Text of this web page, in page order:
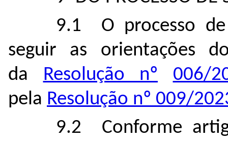
9.1 O processo de
seguir as orientações
da Resolução nº
006/
pela Resolução nº 009/
9.2 Conforme